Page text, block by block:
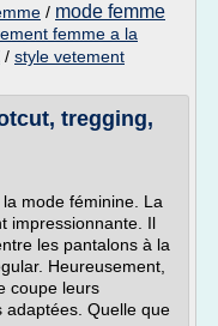
/ mode femme
femme a la
/ style vetement
tregging,
mode féminine. La
impressionnante. Il
les pantalons à la
Heureusement,
coupe leurs
adaptées. Quelle que